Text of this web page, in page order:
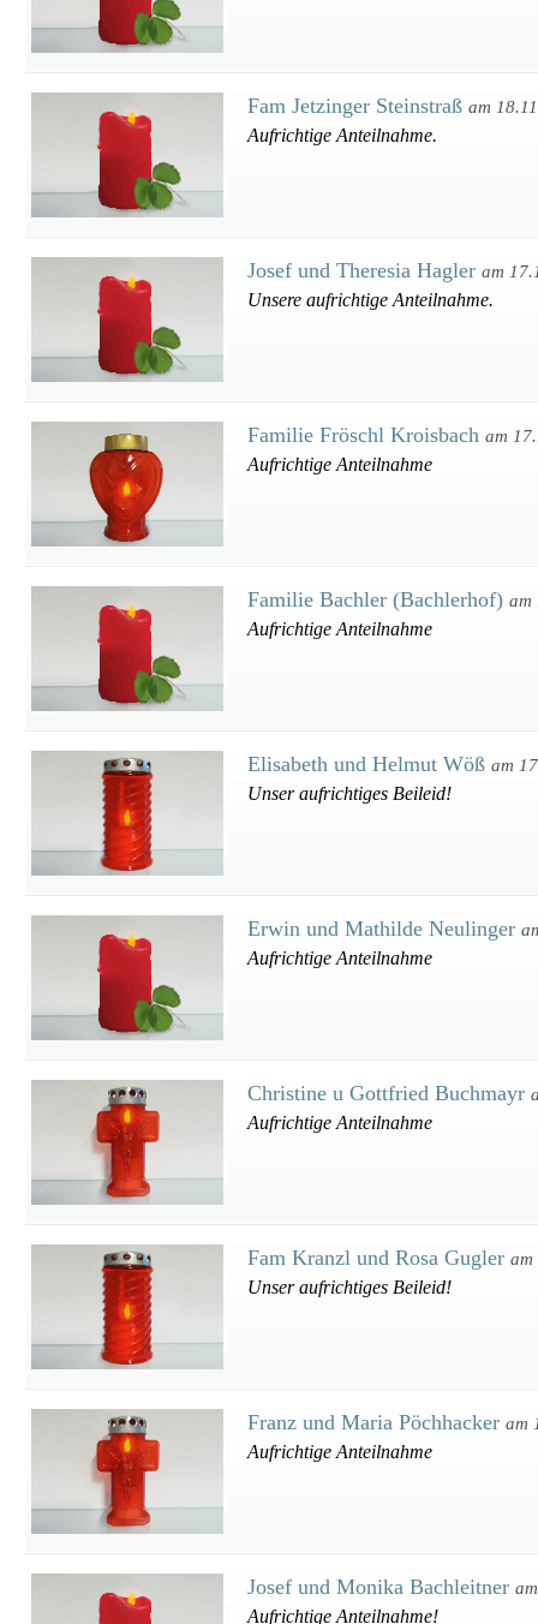
Fam Jetzinger Steinstraß am
Aufrichtige Anteilnahme.
Josef und Theresia Hagler am
Unsere aufrichtige Anteilnahme.
Familie Fröschl Kroisbach am
Aufrichtige Anteilnahme
Familie Bachler (Bachlerhof) am
Aufrichtige Anteilnahme
Elisabeth und Helmut Wöß am
Unser aufrichtiges Beileid!
Erwin und Mathilde Neulinger
Aufrichtige Anteilnahme
Christine u Gottfried Buchmayr
Aufrichtige Anteilnahme
Fam Kranzl und Rosa Gugler am
Unser aufrichtiges Beileid!
Franz und Maria Pöchhacker am
Aufrichtige Anteilnahme
Josef und Monika Bachleitner
Aufrichtige Anteilnahme!